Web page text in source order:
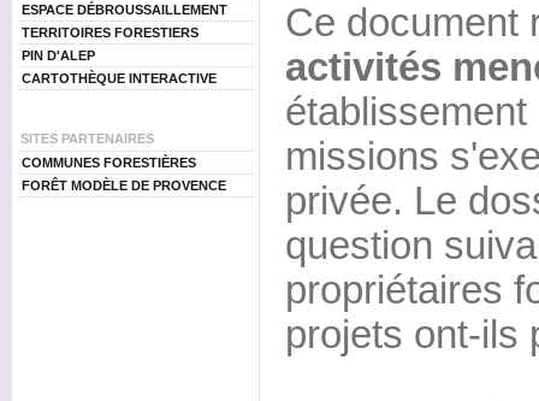
ESPACE DÉBROUSSAILLEMENT
TERRITOIRES FORESTIERS
PIN D'ALEP
CARTOTHÈQUE INTERACTIVE
SITES PARTENAIRES
COMMUNES FORESTIÈRES
FORÊT MODÈLE DE PROVENCE
Ce document
activités
missions
privée. Le
question
propriétaires
projets ont-ils